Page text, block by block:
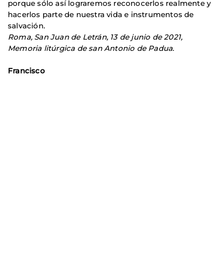
porque sólo así lograremos reconocerlos realmente y
hacerlos parte de nuestra vida e instrumentos de
salvación.
Roma, San Juan de Letrán, 13 de junio de 2021,
Memoria litúrgica de san Antonio de Padua.
Francisco